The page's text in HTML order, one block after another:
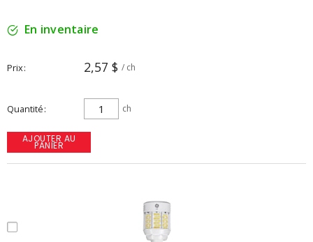
En inventaire
Prix 2,57 $ / ch
Quantité ch
AJOUTER AU
PANIER